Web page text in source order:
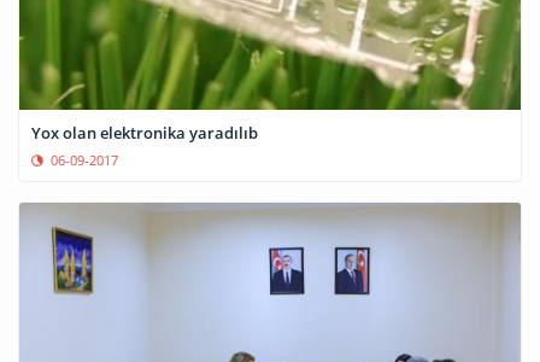
Yox olan elektronika yaradılıb
06-09-2017